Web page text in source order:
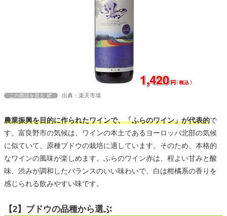
この商品を見る 出典：楽天市場
農業振興を目的に作られたワインで、「ふらのワイン」が代表的で
す。富良野市の気候は、ワインの本土であるヨーロッパ北部の気候
に似ていて、原種ブドウの栽培に適しています。そのため、本格的
なワインの風味が楽しめます。ふらのワイン赤は、程よい甘みと酸
味、渋みが調和したバランスのいい味わいで、白は柑橘系の香りを
感じられる飲みやすい味です。
【2】ブドウの品種から選ぶ